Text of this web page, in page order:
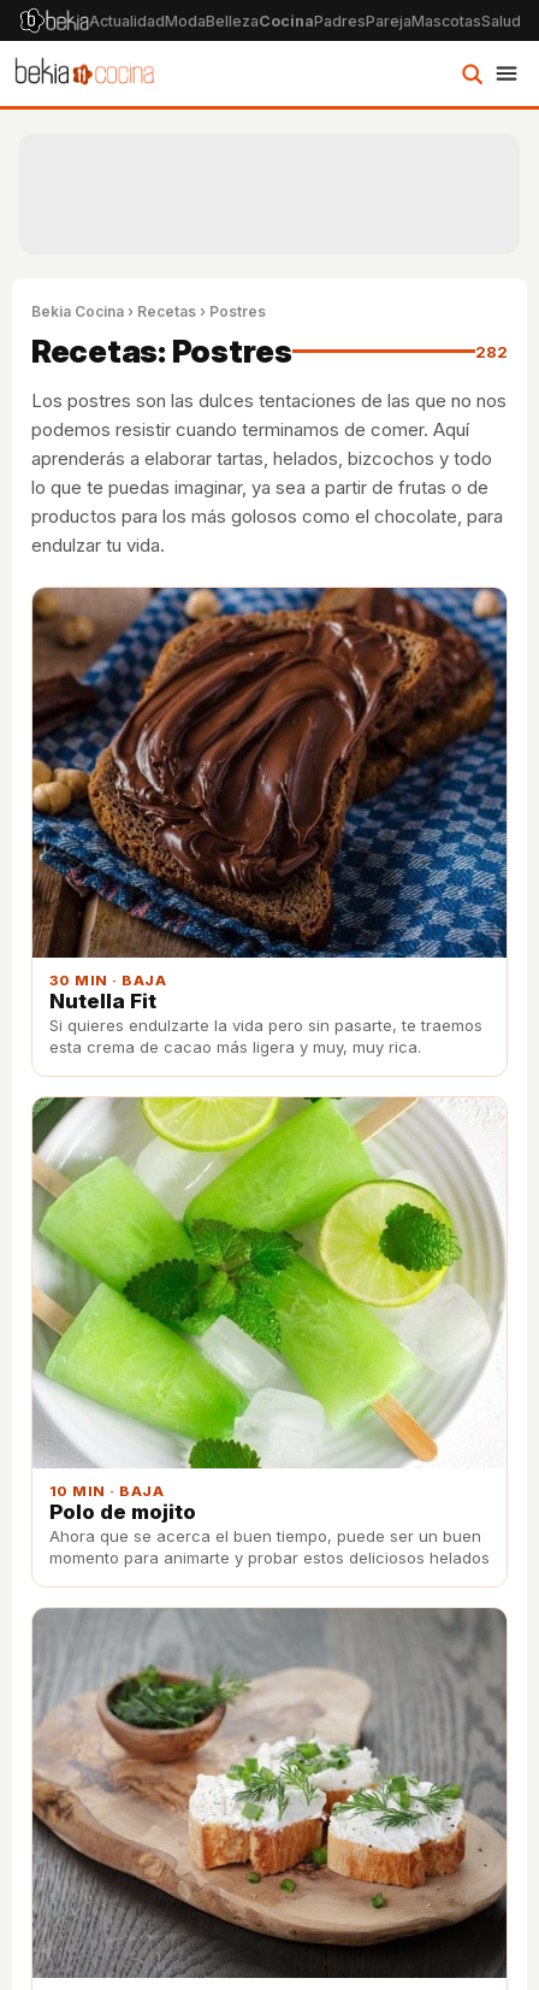
ActualidadModaBellezaCocinaPadresParejaMascotasSalud
Bekia Cocina › Recetas › Postres
Recetas: Postres 282
Los postres son las dulces tentaciones de las que no nos
podemos resistir cuando terminamos de comer. Aquí
aprenderás a elaborar tartas, helados, bizcochos y todo
lo que te puedas imaginar, ya sea a partir de frutas o de
productos para los más golosos como el chocolate, para
endulzar tu vida.
30 MIN · BAJA
Nutella Fit
Si quieres endulzarte la vida pero sin pasarte, te traemos
esta crema de cacao más ligera y muy, muy rica.
10 MIN · BAJA
Polo de mojito
Ahora que se acerca el buen tiempo, puede ser un buen
momento para animarte y probar estos deliciosos helados